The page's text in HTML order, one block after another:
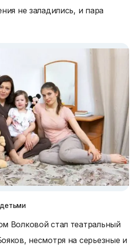
не заладились, и пара
Волковой стал театральный
несмотря на серьезные и